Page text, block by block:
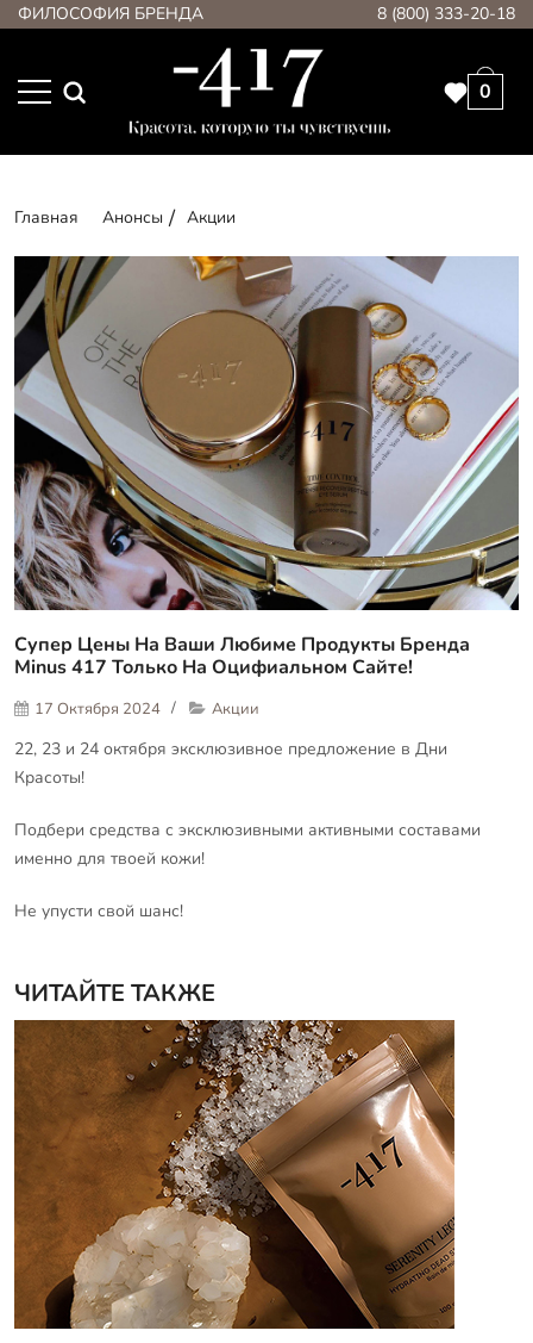
ФИЛОСОФИЯ БРЕНДА 8 (800) 333-20-18
0
Главная Анонсы Акции
Супер Цены На Ваши Любиме Продукты Бренда
Minus 417 Только На Оцифиальном Сайте!
17 Октября 2024 Акции
22, 23 и 24 октября эксклюзивное предложение в Дни
Красоты!
Подбери средства с эксклюзивными активными составами
именно для твоей кожи!
Не упусти свой шанс!
ЧИТАЙТЕ ТАКЖЕ